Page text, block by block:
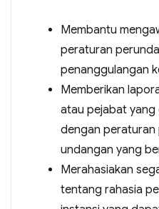
Membantu
peraturan
penanggulangan
Memberikan
atau pejabat yang
dengan
undangan yang
Merahasiakan
tentang rahasia